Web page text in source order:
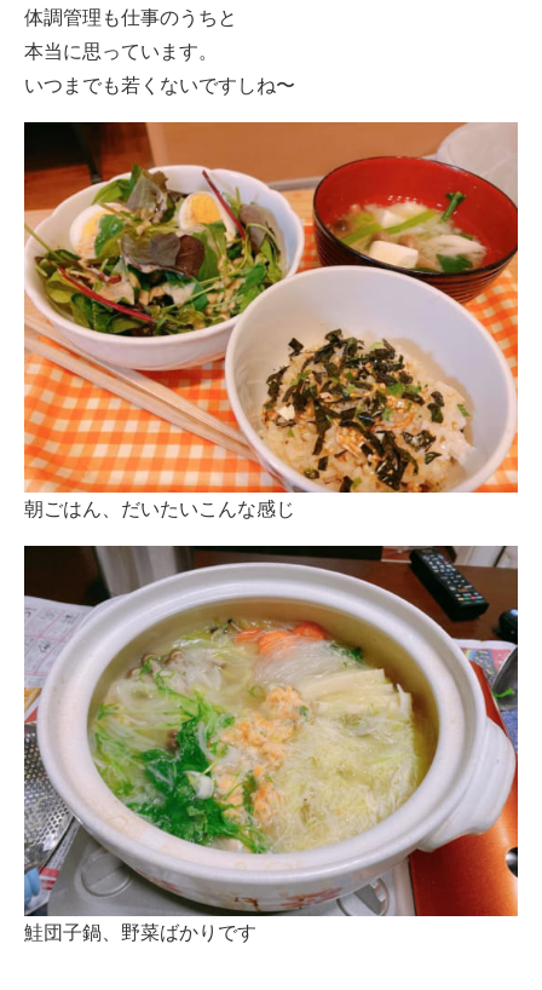
体調管理も仕事のうちと
本当に思っています。
いつまでも若くないですしね〜
朝ごはん、だいたいこんな感じ
鮭団子鍋、野菜ばかりです